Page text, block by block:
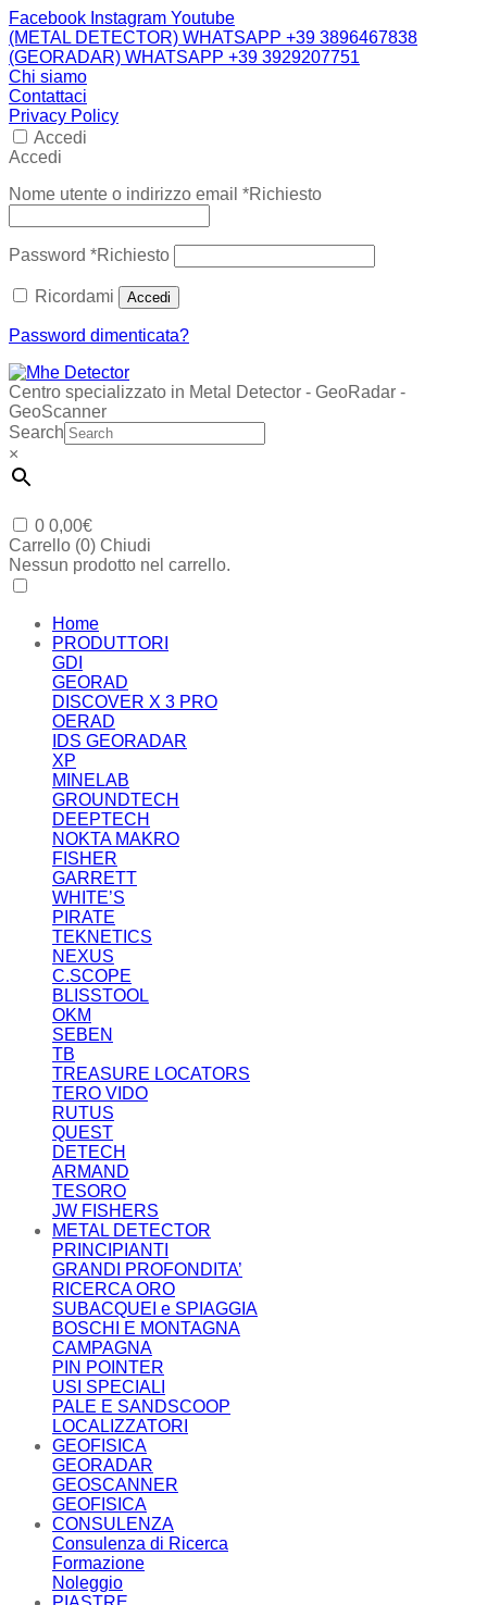
Facebook Instagram Youtube
(METAL DETECTOR) WHATSAPP +39 3896467838
(GEORADAR) WHATSAPP +39 3929207751
Chi siamo
Contattaci
Privacy Policy
Accedi
Accedi
Nome utente o indirizzo email *Richiesto
Password *Richiesto
Ricordami Accedi
Password dimenticata?
Centro specializzato in Metal Detector - GeoRadar -
GeoScanner
Search
×
0 0,00€
Carrello (0) Chiudi
Nessun prodotto nel carrello.
Home
PRODUTTORI
GDI
GEORAD
DISCOVER X 3 PRO
OERAD
IDS GEORADAR
XP
MINELAB
GROUNDTECH
DEEPTECH
NOKTA MAKRO
FISHER
GARRETT
WHITE’S
PIRATE
TEKNETICS
NEXUS
C.SCOPE
BLISSTOOL
OKM
SEBEN
TB
TREASURE LOCATORS
TERO VIDO
RUTUS
QUEST
DETECH
ARMAND
TESORO
JW FISHERS
METAL DETECTOR
PRINCIPIANTI
GRANDI PROFONDITA’
RICERCA ORO
SUBACQUEI e SPIAGGIA
BOSCHI E MONTAGNA
CAMPAGNA
PIN POINTER
USI SPECIALI
PALE E SANDSCOOP
LOCALIZZATORI
GEOFISICA
GEORADAR
GEOSCANNER
GEOFISICA
CONSULENZA
Consulenza di Ricerca
Formazione
Noleggio